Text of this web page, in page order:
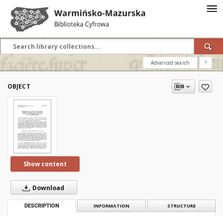
Advanced search ?
OBJECT
Show content
Download
DESCRIPTION INFORMATION STRUCTURE